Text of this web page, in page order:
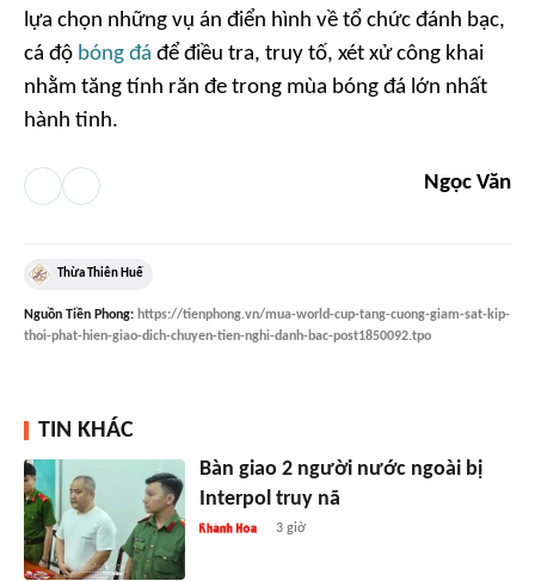
lựa chọn những vụ án điển hình về tổ chức đánh bạc,
cá độ bóng đá để điều tra, truy tố, xét xử công khai
nhằm tăng tính răn đe trong mùa bóng đá lớn nhất
hành tinh.
Ngọc Văn
Thừa Thiên Huế
Nguồn Tiền Phong: https://tienphong.vn/mua-world-cup-tang-cuong-giam-sat-kip-
thoi-phat-hien-giao-dich-chuyen-tien-nghi-danh-bac-post1850092.tpo
TIN KHÁC
Bàn giao 2 người nước ngoài bị
Interpol truy nã
3 giờ